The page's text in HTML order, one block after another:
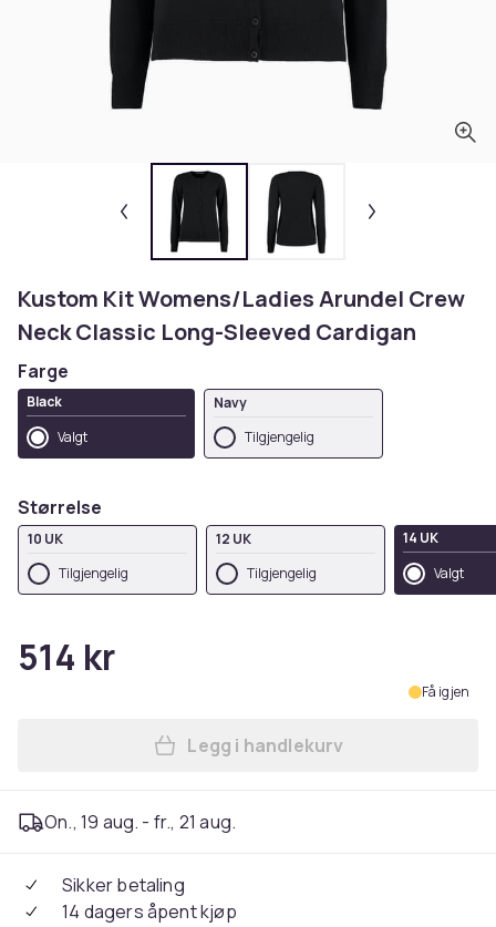
Kustom Kit Womens/Ladies Arundel Crew
Neck Classic Long-Sleeved Cardigan
Farge
Black
Valgt
Navy
Tilgjengelig
Størrelse
10 UK
Tilgjengelig
12 UK
Tilgjengelig
14 UK
Valgt
514 kr
Få igjen
Legg Kustom Kit Womens/
Legg i handlekurv
On., 19 aug. - fr., 21 aug.
Sikker betaling
14 dagers åpent kjøp